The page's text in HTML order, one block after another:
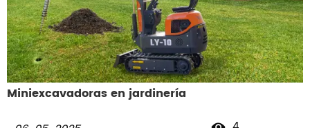
Miniexcavadoras en jardinería